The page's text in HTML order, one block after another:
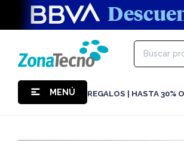
MENÚ REGALOS | HASTA 30%